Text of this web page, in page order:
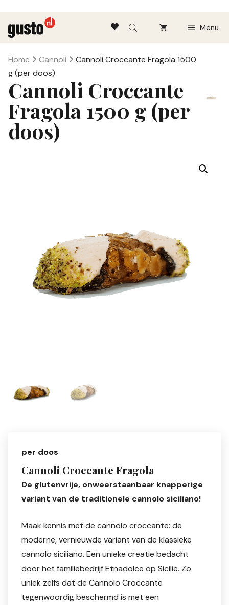
naar
de
inhoud
Menu
Home Cannoli
Cannoli Croccante Fragola 1500
g (per doos)
Cannoli Croccante
Fragola 1500 g (per
doos)
per doos
Cannoli Croccante Fragola
De glutenvrije, onweerstaanbaar knapperige
variant van de traditionele cannolo siciliano!
Maak kennis met de cannolo croccante: de
moderne, vernieuwde variant van de klassieke
cannolo siciliano. Een unieke creatie bedacht
door het familiebedrijf Etnadolce op Sicilië. Zo
uniek zelfs dat de Cannolo Croccante
tegenwoordig beschermd is met een